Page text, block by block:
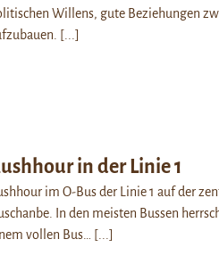
Willens, gute Beziehungen
[...]
in der Linie 1
im O-Bus der Linie 1 auf der
In den meisten Bussen
vollen Bus…
[...]